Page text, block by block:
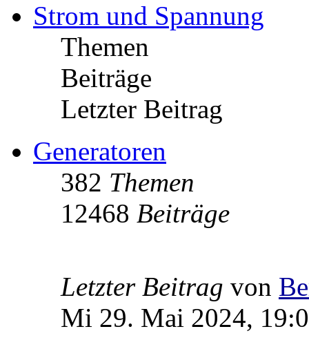
Strom und Spannung
Themen
Beiträge
Letzter Beitrag
Generatoren
382 Themen
12468 Beiträge
Letzter Beitrag von
Mi 29. Mai 2024,